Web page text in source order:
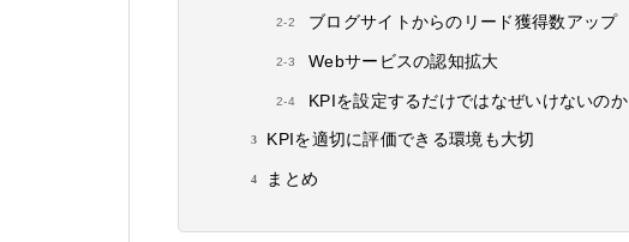
ブログサイトからのリード獲得数アップ
Webサービスの認知拡大
KPIを設定するだけではなぜいけないのか
KPIを適切に評価できる環境も大切
まとめ